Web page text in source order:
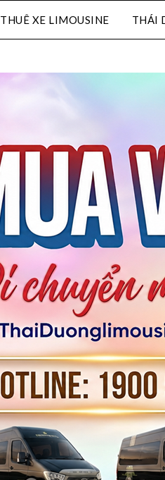
THUÊ XE LIMOUSINE THÁI